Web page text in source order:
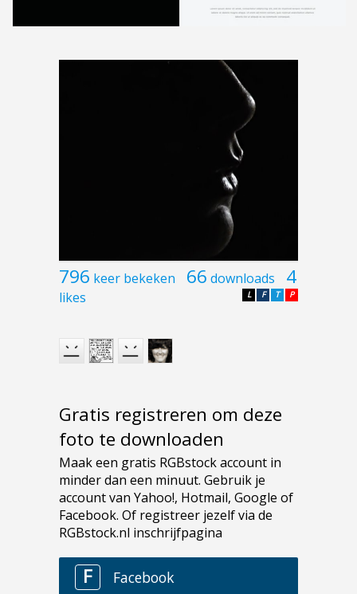
796 keer bekeken 66 downloads 4
likes P
T
F
L
Gratis registreren om deze
foto te downloaden